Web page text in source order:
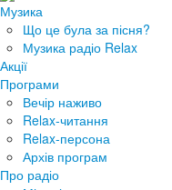
Музика
Що це була за пісня?
Музика радіо Relax
Акції
Програми
Вечір наживо
Relax-читання
Relax-персона
Архів програм
Про радіо